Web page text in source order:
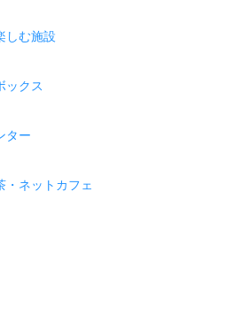
しむ施設
ックス
ター
・ネットカフェ